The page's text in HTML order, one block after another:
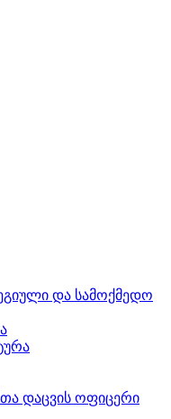
და სამოქმედო
დაცვის ოფიცერი